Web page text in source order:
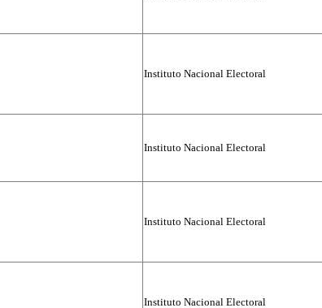
Instituto Nacional Electoral
Instituto Nacional Electoral
Instituto Nacional Electoral
Instituto Nacional Electoral